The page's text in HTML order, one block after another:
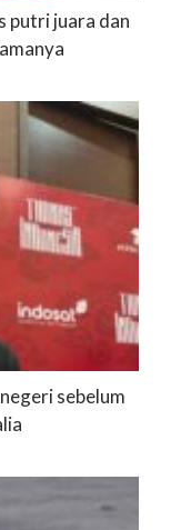
putri juara dan
sebelum